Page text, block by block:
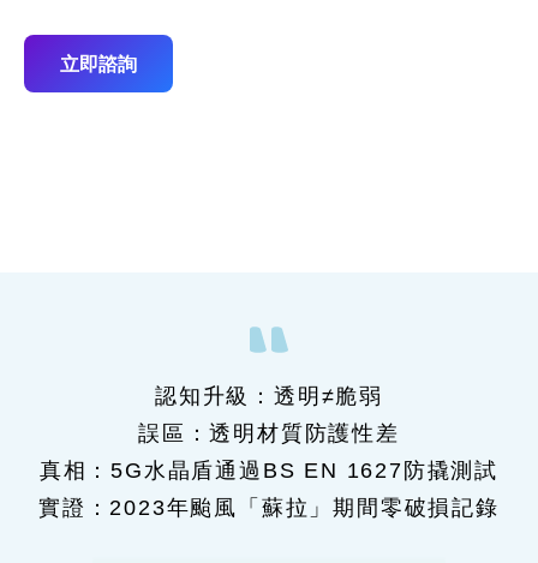
立即諮詢
認知升級：透明≠脆弱
誤區：透明材質防護性差
真相：5G水晶盾通過BS EN 1627防撬測試
實證：2023年颱風「蘇拉」期間零破損記錄